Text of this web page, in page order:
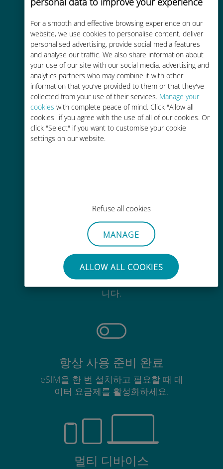
For a smooth and effective browsing experience on our
website, we use cookies to personalise content, deliver
personalised advertising, provide social media features
and analyse our traffic. We also share information about
your use of our site with our social media, advertising and
analytics partners who may combine it with other
information that you've provided to them or that they've
collected from your use of their services. Manage your
cookies with complete peace of mind. Click "Allow all
cookies" if you agree with the use of all of our cookies. Or
click "Select" if you want to customise your cookie
settings on our website.
Refuse all cookies
MANAGE
ALLOW ALL COOKIES
비용 효율적
기존 통신사 로밍 요금보다 최대
90% 저렴합니다.
간편한
기존 SIM 카드를 제거할 필요가 없습
니다.
항상 사용 준비 완료
eSIM을 한 번 설치하고 필요할 때 데
이터 요금제를 활성화하세요.
멀티 디바이스